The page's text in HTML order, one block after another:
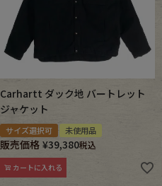
Carhartt ダック地 バートレット
ジャケット
サイズ選択可 未使用品
販売価格 ¥39,380税込
カートに入れる